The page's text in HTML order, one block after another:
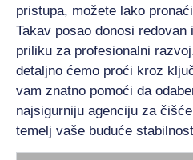
pristupa, možete lako
Takav posao donosi
priliku za profesionalni
detaljno ćemo proći kroz
vam znatno pomoći da
najsigurniju agenciju za
temelj vaše buduće